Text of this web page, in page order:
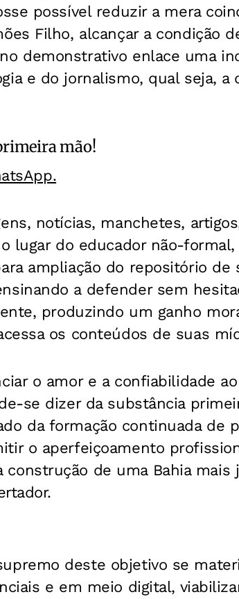
possível reduzir a mera
Filho, alcançar a condição
demonstrativo enlace uma
e do jornalismo, qual seja,
mão!
notícias, manchetes,
lugar do educador não-
ampliação do repositório de
a defender sem
produzindo um ganho
os conteúdos de suas
o amor e a confiabilidade
se dizer da substância
da formação continuada de
o aperfeiçoamento
de uma Bahia mais
deste objetivo se
e em meio digital,